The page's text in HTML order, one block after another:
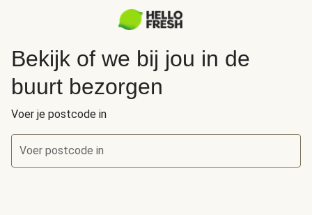
Bekijk of we bij jou in de
buurt bezorgen
Voer je postcode in
Voer postcode in